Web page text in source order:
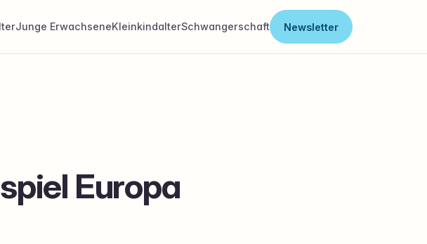
Junge ErwachseneKleinkindalterSchwangerschaft Newsletter
Europa